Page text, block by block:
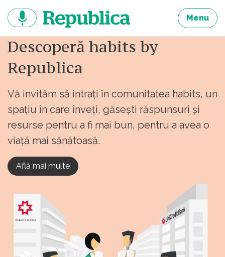
continut
Menu
Descoperă habits by
Republica
Vă invităm să intrați în comunitatea habits, un
spațiu în care înveți, găsești răspunsuri și
resurse pentru a fi mai bun, pentru a avea o
viață mai sănătoasă.
Află mai multe